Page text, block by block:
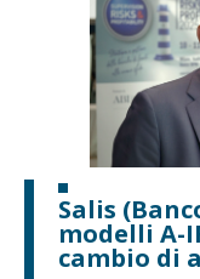
Salis
modelli A-
cambio di